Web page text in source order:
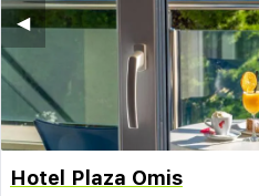
◀︎
Hotel Plaza Omis